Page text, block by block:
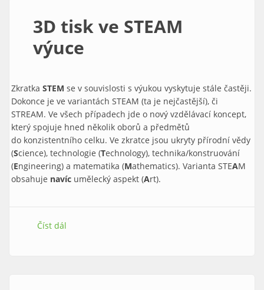
3D tisk ve STEAM
výuce
Zkratka STEM se v souvislosti s výukou vyskytuje stále častěji.
Dokonce je ve variantách STEAM (ta je nejčastější), či
STREAM. Ve všech případech jde o nový vzdělávací koncept,
který spojuje hned několik oborů a předmětů
do konzistentního celku. Ve zkratce jsou ukryty přírodní vědy
(Science), technologie (Technology), technika/konstruování
(Engineering) a matematika (Mathematics). Varianta STEAM
obsahuje navíc umělecký aspekt (Art).
Číst dál